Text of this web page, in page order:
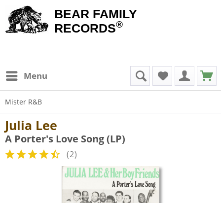
BEAR FAMILY
RECORDS®
Menu
Mister R&B
Julia Lee
A Porter's Love Song (LP)
(2)